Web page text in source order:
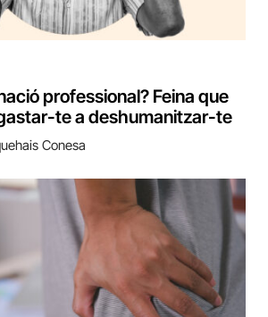
professional? Feina que
te a deshumanitzar-te
Conesa